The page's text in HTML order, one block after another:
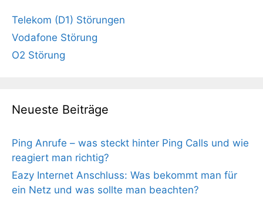
Telekom (D1) Störungen
Vodafone Störung
O2 Störung
Neueste Beiträge
Ping Anrufe – was steckt hinter Ping Calls und wie
reagiert man richtig?
Eazy Internet Anschluss: Was bekommt man für
ein Netz und was sollte man beachten?